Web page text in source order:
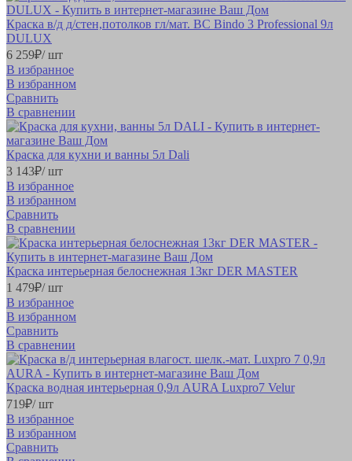
Краска в/д д/стен,потолков гл/мат. BС Bindo 3 Professional 9л
DULUX
6 259₽/ шт
В избранное
В избранном
Сравнить
В сравнении
Краска для кухни и ванны 5л Dali
3 143₽/ шт
В избранное
В избранном
Сравнить
В сравнении
Краска интерьерная белоснежная 13кг DER MASTER
1 479₽/ шт
В избранное
В избранном
Сравнить
В сравнении
Краска водная интерьерная 0,9л AURA Luxpro7 Velur
719₽/ шт
В избранное
В избранном
Сравнить